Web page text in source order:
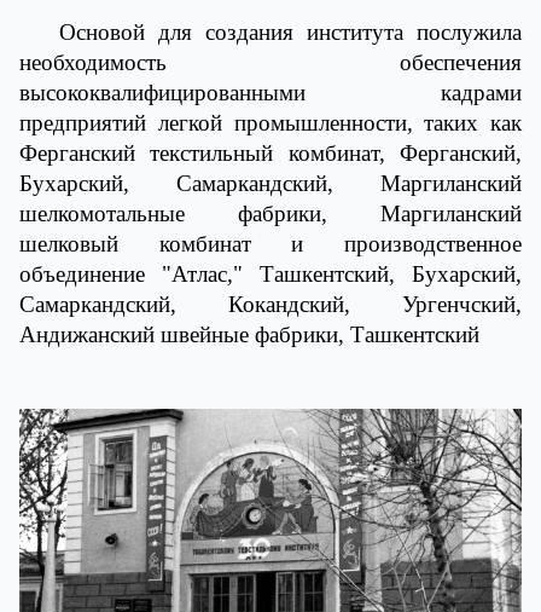
Основой для создания института послужила
необходимость обеспечения
высококвалифицированными кадрами
предприятий легкой промышленности, таких как
Ферганский текстильный комбинат, Ферганский,
Бухарский, Самаркандский, Маргиланский
шелкомотальные фабрики, Маргиланский
шелковый комбинат и производственное
объединение "Атлас," Ташкентский, Бухарский,
Самаркандский, Кокандский, Ургенчский,
Андижанский швейные фабрики, Ташкентский